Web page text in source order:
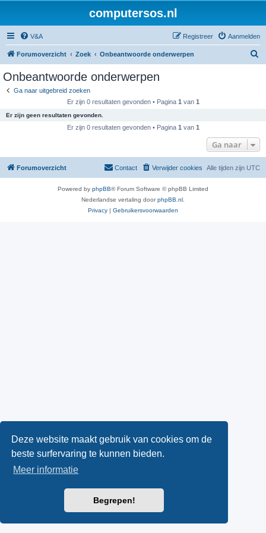
Deze website maakt gebruik van cookies om de
beste surfervaring te kunnen bieden.
Meer informatie
Begrepen!
computersos.nl
V&A Aanmelden
Registreer
Forumoverzicht Zoek Onbeantwoorde onderwerpen
Onbeantwoorde onderwerpen
Ga naar uitgebreid zoeken
Er zijn 0 resultaten gevonden • Pagina 1 van 1
Er zijn geen resultaten gevonden.
Er zijn 0 resultaten gevonden • Pagina 1 van 1
Ga naar
Forumoverzicht Alle tijden zijn UTC
Verwijder cookies
Contact
Powered by phpBB® Forum Software © phpBB Limited
Nederlandse vertaling doorphpBB.nl
Privacy | Gebruikersvoorwaarden